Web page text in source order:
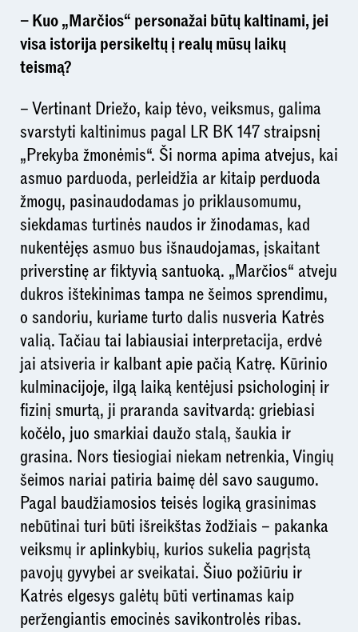
– Kuo „Marčios“ personažai būtų kaltinami, jei
visa istorija persikeltų į realų mūsų laikų
teismą?
– Vertinant Driežo, kaip tėvo, veiksmus, galima
svarstyti kaltinimus pagal LR BK 147 straipsnį
„Prekyba žmonėmis“. Ši norma apima atvejus, kai
asmuo parduoda, perleidžia ar kitaip perduoda
žmogų, pasinaudodamas jo priklausomumu,
siekdamas turtinės naudos ir žinodamas, kad
nukentėjęs asmuo bus išnaudojamas, įskaitant
priverstinę ar fiktyvią santuoką. „Marčios“ atveju
dukros ištekinimas tampa ne šeimos sprendimu,
o sandoriu, kuriame turto dalis nusveria Katrės
valią. Tačiau tai labiausiai interpretacija, erdvė
jai atsiveria ir kalbant apie pačią Katrę. Kūrinio
kulminacijoje, ilgą laiką kentėjusi psichologinį ir
fizinį smurtą, ji praranda savitvardą: griebiasi
kočėlo, juo smarkiai daužo stalą, šaukia ir
grasina. Nors tiesiogiai niekam netrenkia, Vingių
šeimos nariai patiria baimę dėl savo saugumo.
Pagal baudžiamosios teisės logiką grasinimas
nebūtinai turi būti išreikštas žodžiais – pakanka
veiksmų ir aplinkybių, kurios sukelia pagrįstą
pavojų gyvybei ar sveikatai. Šiuo požiūriu ir
Katrės elgesys galėtų būti vertinamas kaip
peržengiantis emocinės savikontrolės ribas.